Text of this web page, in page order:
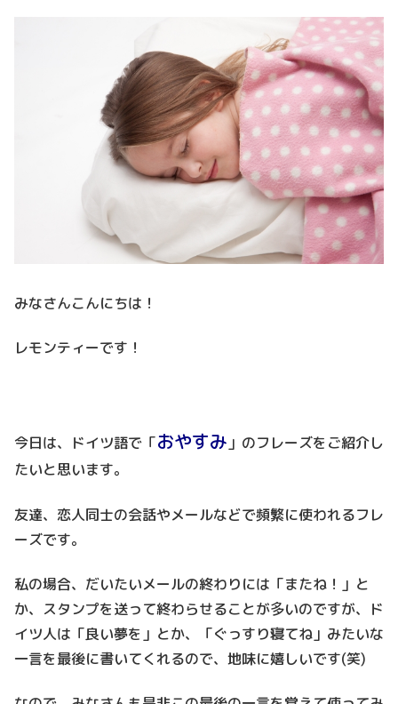
みなさんこんにちは！
レモンティーです！
今日は、ドイツ語で「おやすみ 」 のフレーズをご紹介し
たいと思います。
友達、 恋人同士の会話やメールなどで頻繁に使われるフレ
ーズです。
私の場合、だいたいメールの終わりには「またね！」と
か、 スタンプを送って終わらせることが多いのですが、ド
イツ人は「良い夢を」とか、「ぐっすり寝てね」 みたいな
一言を最後に書いてくれるので、地味に嬉しいです(笑)